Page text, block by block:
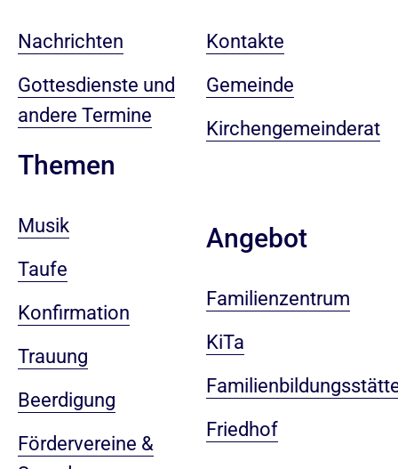
Nachrichten
Gottesdienste und
andere Termine
Themen
Musik
Taufe
Konfirmation
Trauung
Beerdigung
Fördervereine &
Kontakte
Gemeinde
Kirchengemeinderat
Angebot
Familienzentrum
KiTa
Friedhof